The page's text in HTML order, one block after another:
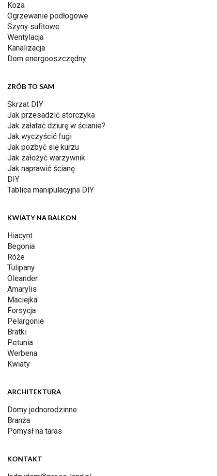
Koza
Ogrzewanie podłogowe
Szyny sufitowe
Wentylacja
Kanalizacja
Dom energooszczędny
ZRÓB TO SAM
Skrzat DIY
Jak przesadzić storczyka
Jak załatać dziurę w ścianie?
Jak wyczyścić fugi
Jak pozbyć się kurzu
Jak założyć warzywnik
Jak naprawić ścianę
DIY
Tablica manipulacyjna DIY
KWIATY NA BALKON
Hiacynt
Begonia
Róże
Tulipany
Oleander
Amarylis
Maciejka
Forsycja
Pelargonie
Bratki
Petunia
Werbena
Kwiaty
ARCHITEKTURA
Domy jednorodzinne
Branża
Pomysł na taras
KONTAKT